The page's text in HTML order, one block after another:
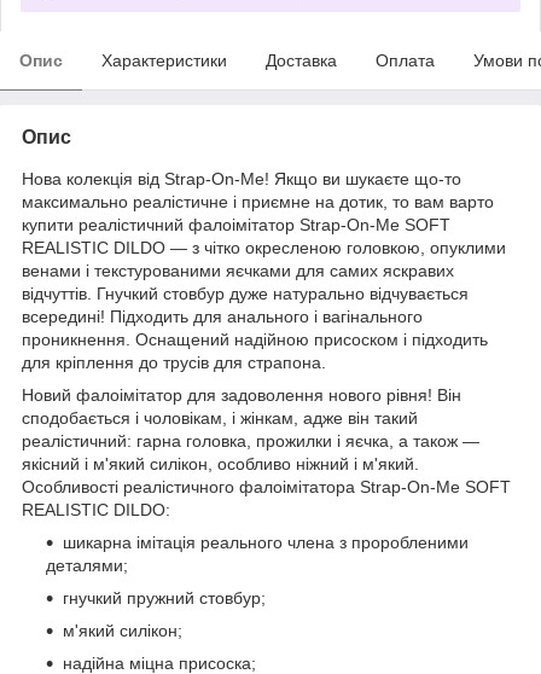
Опис Характеристики Доставка Оплата Умови
Опис
Нова колекція від Strap-On-Me! Якщо ви шукаєте що-то
максимально реалістичне і приємне на дотик, то вам варто
купити реалістичний фалоімітатор Strap-On-Me SOFT
REALISTIC DILDO — з чітко окресленою головкою, опуклими
венами і текстурованими яєчками для самих яскравих
відчуттів. Гнучкий стовбур дуже натурально відчувається
всередині! Підходить для анального і вагінального
проникнення. Оснащений надійною присоском і підходить
для кріплення до трусів для страпона.
Новий фалоімітатор для задоволення нового рівня! Він
сподобається і чоловікам, і жінкам, адже він такий
реалістичний: гарна головка, прожилки і яєчка, а також —
якісний і м'який силікон, особливо ніжний і м'який.
Особливості реалістичного фалоімітатора Strap-On-Me SOFT
REALISTIC DILDO:
шикарна імітація реального члена з проробленими
деталями;
гнучкий пружний стовбур;
м'який силікон;
надійна міцна присоска;